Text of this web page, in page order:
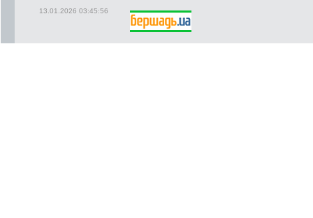
13.01.2026 03:45:56